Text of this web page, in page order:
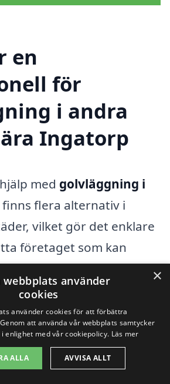
en
för
i andra
Ingatorp
med golvläggning i
finns flera alternativ i
vilket gör det enklare
företaget som kan
rätt pris. Genom xn--
znb.se kan du lätt
och få kontakt med
i ditt närområde.
där du kan hitta
för golvläggning:
×
webbplats använder
cookies
använder cookies för att förbättra
att använda vår webbplats samtycker
enlighet med vår cookiepolicy. Läs mer
ALLA AVVISA ALLT